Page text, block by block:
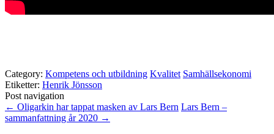
Category: Kompetens och utbildning Kvalitet Samhällsekonomi
Etiketter: Henrik Jönsson
Post navigation
← Oligarkin har tappat masken av Lars Bern Lars Bern –
sammanfattning år 2020 →